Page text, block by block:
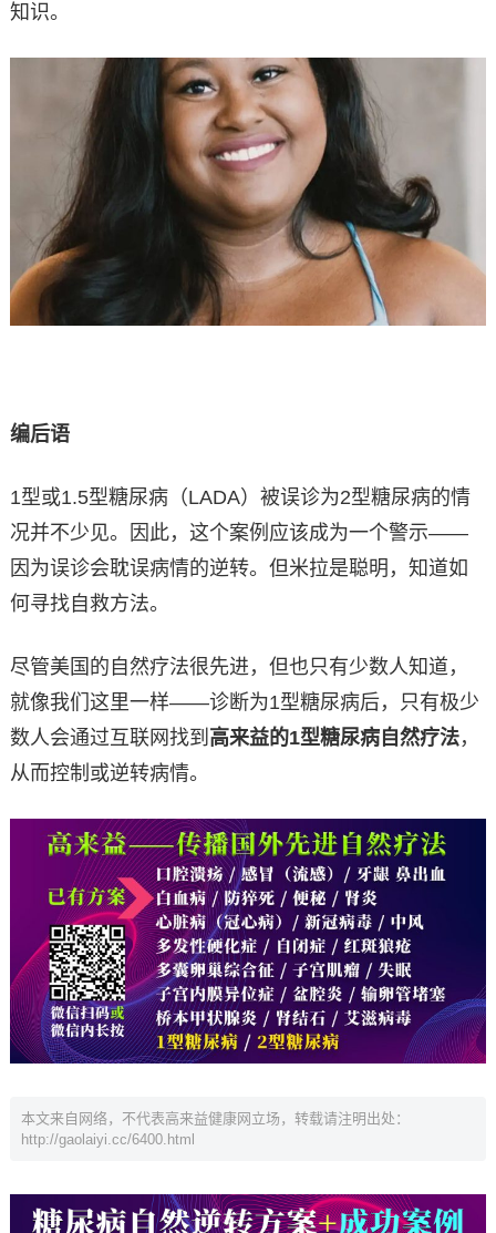
知识。
编后语
1型或1.5型糖尿病（LADA）被误诊为2型糖尿病的情
况并不少见。因此，这个案例应该成为一个警示——
因为误诊会耽误病情的逆转。但米拉是聪明，知道如
何寻找自救方法。
尽管美国的自然疗法很先进，但也只有少数人知道，
就像我们这里一样——诊断为1型糖尿病后，只有极少
数人会通过互联网找到 高来益的1型糖尿病自然疗法，
从而控制或逆转病情。
本文来自网络，不代表高来益健康网立场，转载请注明出处：
http://gaolaiyi.cc/6400.html